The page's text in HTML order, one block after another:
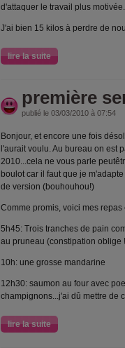
d'attaquer le travail plus motivée.
J'ai bien 15 kilos à perdre de nou
lire la suite
première
publié le 03/03/2010 à 07:54
Bonjour, et encore une fois
l'aurait voulu. Au bureau on est
2010...cela ne vous parle
boulot car il faut que je
de version (bouhouhou!)
Comme promis, voici mes
5h45: Trois tranches de pain
au pruneau (constipation oblige
10h: une grosse mandarine
12h30: saumon au four avec
champignons...j'ai dû mettre de
lire la suite